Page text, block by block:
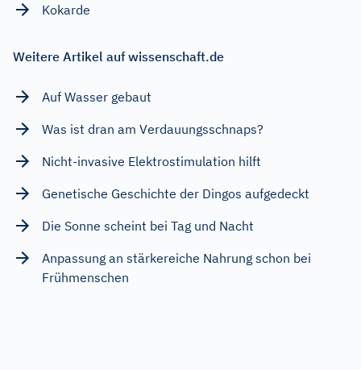
Kokarde
Weitere Artikel auf wissenschaft.de
Auf Wasser gebaut
Was ist dran am Verdauungsschnaps?
Nicht-invasive Elektrostimulation hilft
Genetische Geschichte der Dingos aufgedeckt
Die Sonne scheint bei Tag und Nacht
Anpassung an stärkereiche Nahrung schon bei
Frühmenschen